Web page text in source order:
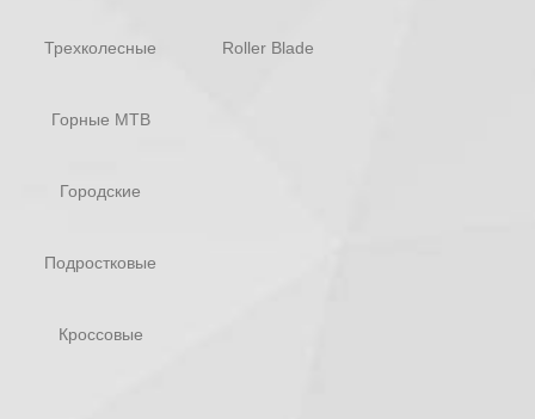
Трехколесные
Горные MTB
Городские
Подростковые
Кроссовые
Roller Blade